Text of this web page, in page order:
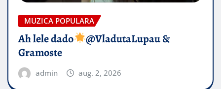
MUZICA POPULARA
Ah lele dado​
@VladutaLupau &
Gramoste
admin aug. 2, 2026